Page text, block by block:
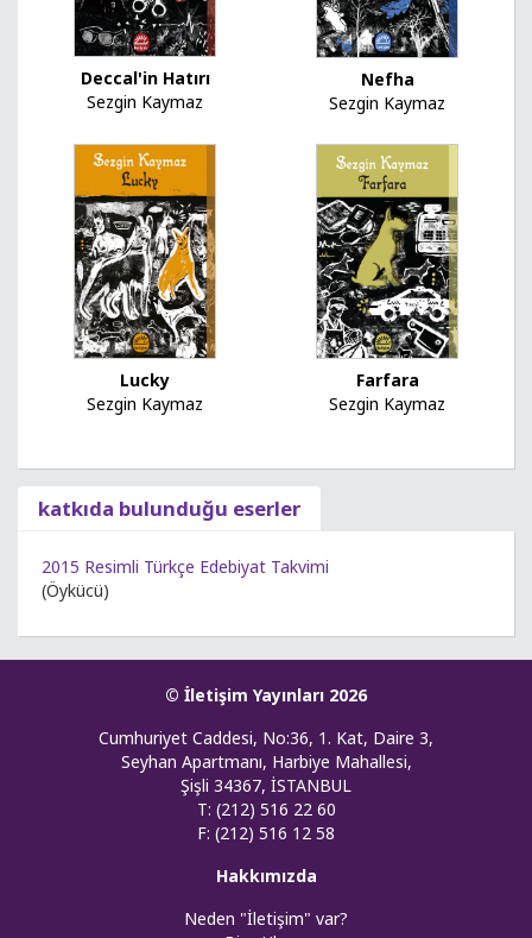
Deccal'in Hatırı
Sezgin Kaymaz
Nefha
Sezgin Kaymaz
Lucky
Sezgin Kaymaz
Farfara
Sezgin Kaymaz
katkıda bulunduğu eserler
2015 Resimli Türkçe Edebiyat Takvimi
(Öykücü)
© İletişim Yayınları 2026
Cumhuriyet Caddesi, No:36, 1. Kat, Daire 3,
Seyhan Apartmanı, Harbiye Mahallesi,
Şişli 34367, İSTANBUL
T: (212) 516 22 60
F: (212) 516 12 58
Hakkımızda
Neden "İletişim" var?